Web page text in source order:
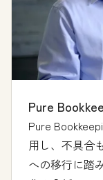
Pure
Pure
用し、不具合
への移行に踏